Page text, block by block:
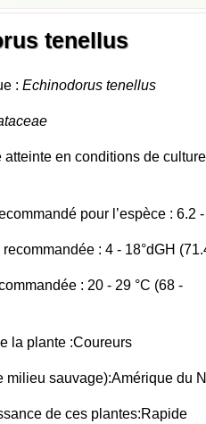
tenellus
:Echinodorus tenellus
en conditions de
pour l’espèce : 6.2
recommandée : 4 - 18°dGH
: 20 - 29 °C (68 -
la plante :Coureurs
milieu sauvage):Amérique du
de ces plantes:Rapide